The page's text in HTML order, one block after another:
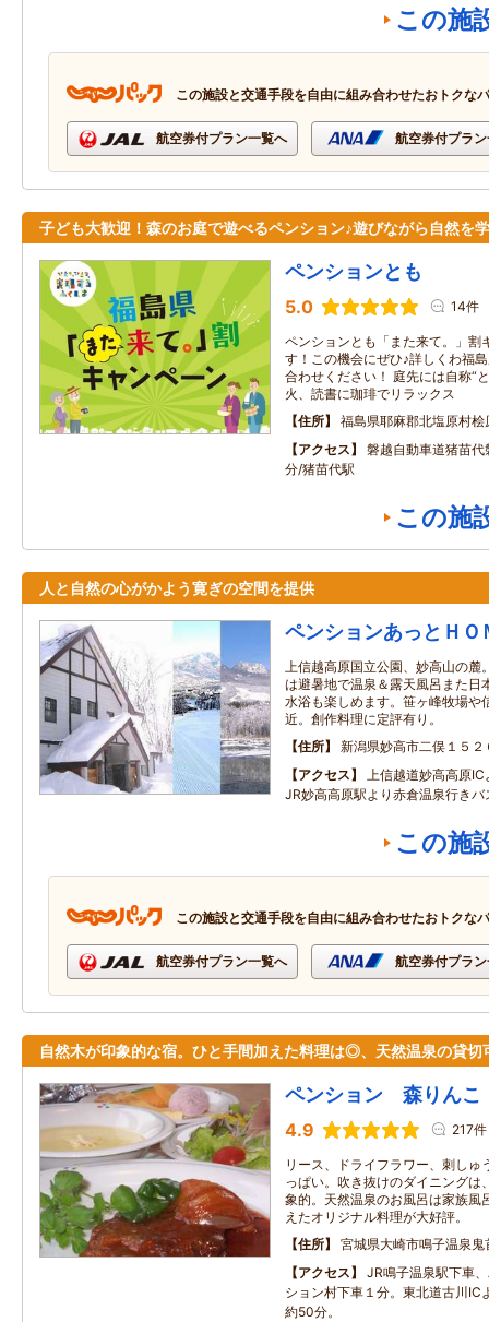
この施
この施設と交通手段を自由に組み合わせたおトクな
航空券付プラン一覧へ 航空券付プラ
子ども大歓迎！森のお庭で遊べるペンション♪遊びながら自然を
ペンションとも
5.0 14件
ペンションとも「また来て。」割
す！この機会にぜひ♪詳しくわ福
合わせください！ 庭先には自称“
火、読書に珈琲でリラックス
住所
福島県耶麻郡北塩原村桧
アクセス
磐越自動車道猪苗
分/猪苗代駅
この施
人と自然の心がかよう寛ぎの空間を提供
ペンションあっとＨＯ
上信越高原国立公園、妙高山の麓
は避暑地で温泉＆露天風呂また
水浴も楽しめます。笹ヶ峰牧場や
近。創作料理に定評有り。
住所
新潟県妙高市二俣１５２
アクセス
上信越道妙高高原
JR妙高高原駅より赤倉温泉行きバ
この施
この施設と交通手段を自由に組み合わせたおトクな
航空券付プラン一覧へ 航空券付プラ
自然木が印象的な宿。ひと手間加えた料理は◎、天然温泉の貸切
ペンション 森りんこ
4.9 217件
リース、ドライフラワー、刺しゅ
っぱい。吹き抜けのダイニングは
象的。天然温泉のお風呂は家族風
えたオリジナル料理が大好評。
住所
宮城県大崎市鳴子温泉
アクセス
JR鳴子温泉駅下車
ション村下車１分。東北道古川IC
約50分。